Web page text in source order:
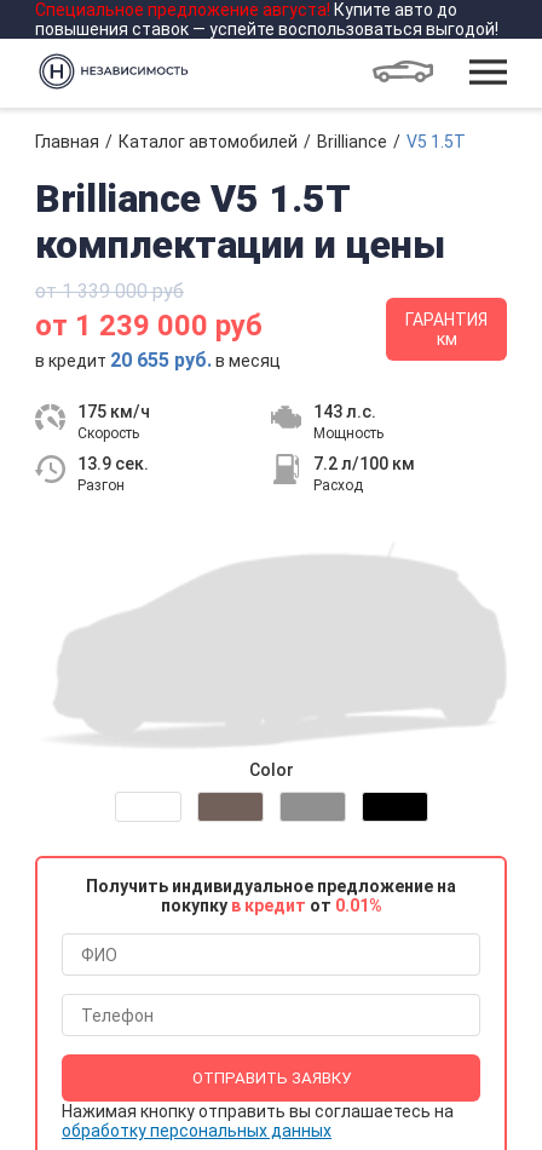
Специальное предложение августа! Купите авто до
повышения ставок — успейте воспользоваться выгодой!
Главная Каталог автомобилей Brilliance V5 1.5T
Brilliance V5 1.5T
комплектации и цены
от 1 339 000 руб
от 1 239 000 руб
в кредит 20 655 руб.в месяц
ГАРАНТИЯ
км
175 км/ч
Скорость
143 л.с.
Мощность
13.9 сек.
Разгон
7.2 л/100 км
Расход
Color
Получить индивидуальное предложение на
покупку в кредит от 0.01%
ОТПРАВИТЬ ЗАЯВКУ
Нажимая кнопку отправить вы соглашаетесь на
обработку персональных данных